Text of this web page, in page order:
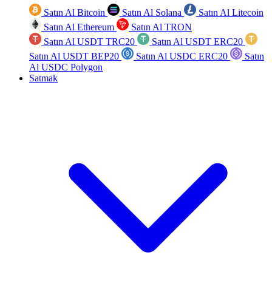
Satın Al Bitcoin Satın Al Solana
Satın Al Litecoin
Satın Al Ethereum
Satın Al TRON
Satın Al USDT TRC20
Satın Al USDT ERC20
Satın Al USDT BEP20
Satın Al USDC ERC20
Satın
Al USDC Polygon
Satmak